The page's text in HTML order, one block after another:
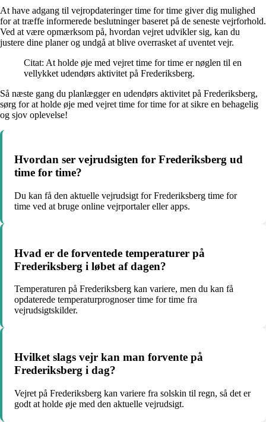
At have adgang til vejropdateringer time for time giver dig mulighed
for at træffe informerede beslutninger baseret på de seneste vejrforhold.
Ved at være opmærksom på, hvordan vejret udvikler sig, kan du
justere dine planer og undgå at blive overrasket af uventet vejr.
Citat: At holde øje med vejret time for time er nøglen til en
vellykket udendørs aktivitet på Frederiksberg.
Så næste gang du planlægger en udendørs aktivitet på Frederiksberg,
sørg for at holde øje med vejret time for time for at sikre en behagelig
og sjov oplevelse!
Hvordan ser vejrudsigten for Frederiksberg ud
time for time?
Du kan få den aktuelle vejrudsigt for Frederiksberg time for
time ved at bruge online vejrportaler eller apps.
Hvad er de forventede temperaturer på
Frederiksberg i løbet af dagen?
Temperaturen på Frederiksberg kan variere, men du kan få
opdaterede temperaturprognoser time for time fra
vejrudsigtskilder.
Hvilket slags vejr kan man forvente på
Frederiksberg i dag?
Vejret på Frederiksberg kan variere fra solskin til regn, så det er
godt at holde øje med den aktuelle vejrudsigt.